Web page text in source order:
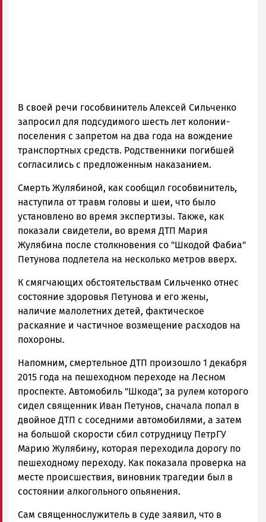
В своей речи гособвинитель Алексей Сильченко
запросил для подсудимого шесть лет колонии-
поселения с запретом на два года на вождение
транспортных средств. Родственники погибшей
согласились с предложенным наказанием.
Смерть Жулябиной, как сообщил гособвинитель,
наступила от травм головы и шеи, что было
установлено во время экспертизы. Также, как
показали свидетели, во время ДТП Мария
Жулябина после столкновения со "Шкодой Фабиа"
Петунова подлетела на несколько метров вверх.
К смягчающих обстоятельствам Сильченко отнес
состояние здоровья Петунова и его жены,
наличие малолетних детей, фактическое
раскаяние и частичное возмещение расходов на
похороны.
Напомним, смертельное ДТП произошло 1 декабря
2015 года на пешеходном переходе на Лесном
проспекте. Автомобиль "Шкода", за рулем которого
сидел священник Иван Петунов, сначала попал в
двойное ДТП с соседними автомобилями, а затем
на большой скорости сбил сотрудницу ПетрГУ
Марию Жулябину, которая переходила дорогу по
пешеходному переходу. Как показала проверка на
месте происшествия, виновник трагедии был в
состоянии алкогольного опьянения.
Сам священнослужитель в суде заявил, что в